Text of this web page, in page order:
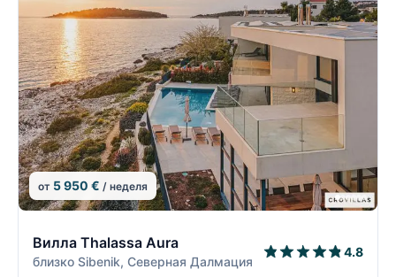
от 5 950 € / неделя
Вилла Thalassa Aura
близко Sibenik, Северная Далмация
4.8